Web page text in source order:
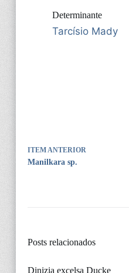
Determinante
Tarcísio Mady
ITEM ANTERIOR
Manilkara sp.
Posts relacionados
Dinizia excelsa Ducke